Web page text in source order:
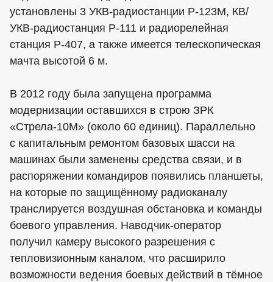
установлены 3 УКВ-радиостанции Р-123М, КВ/
УКВ-радиостанция Р-111 и радиорелейная
станция Р-407, а также имеется телескопическая
мачта высотой 6 м.
В 2012 году была запущена программа
модернизации оставшихся в строю ЗРК
«Стрела-10М» (около 60 единиц). Параллельно
с капитальным ремонтом базовых шасси на
машинах были заменены средства связи, и в
распоряжении командиров появились планшеты,
на которые по защищённому радиоканалу
транслируется воздушная обстановка и команды
боевого управления. Наводчик-оператор
получил камеру высокого разрешения с
тепловизионным каналом, что расширило
возможности ведения боевых действий в тёмное